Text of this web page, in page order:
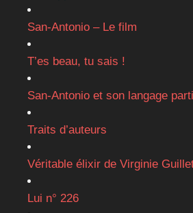
San-Antonio – Le film
T’es beau, tu sais !
San-Antonio et son langage
Traits d’auteurs
Véritable élixir de Virginie
Lui n° 226